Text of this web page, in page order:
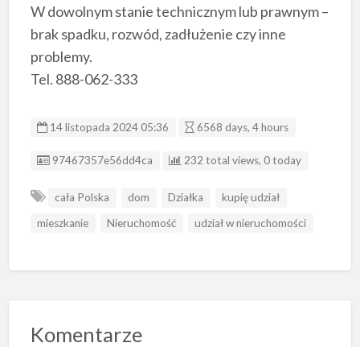
W dowolnym stanie technicznym lub prawnym –
brak spadku, rozwód, zadłużenie czy inne
problemy.
Tel. 888-062-333
14 listopada 2024 05:36 6568 days, 4 hours
Listing ID
97467357e56dd4ca 232 total views, 0 today
cała Polska dom Działka
kupię udział
mieszkanie
Nieruchomość udział w nieruchomości
Komentarze